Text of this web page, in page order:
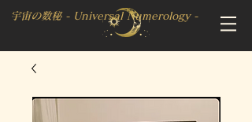
宇宙の数秘 - Universal Numerology -